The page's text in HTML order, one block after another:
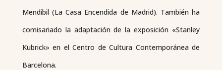
Mendíbil (La Casa Encendida de Madrid). También ha
comisariado la adaptación de la exposición «Stanley
Kubrick» en el Centro de Cultura Contemporánea de
Barcelona.